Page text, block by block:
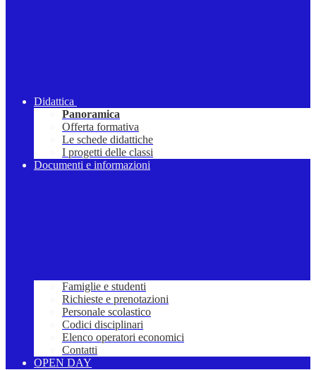
Didattica
Panoramica
Offerta formativa
Le schede didattiche
I progetti delle classi
Documenti e informazioni
Famiglie e studenti
Richieste e prenotazioni
Personale scolastico
Codici disciplinari
Elenco operatori economici
Contatti
OPEN DAY